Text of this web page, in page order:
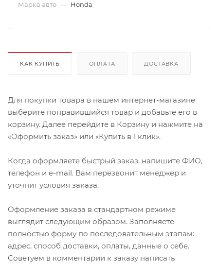
Марка авто — Honda
КАК КУПИТЬ ОПЛАТА ДОСТАВКА
Для покупки товара в нашем интернет-магазине
выберите понравившийся товар и добавьте его в
корзину. Далее перейдите в Корзину и нажмите на
«Оформить заказ» или «Купить в 1 клик».
Когда оформляете быстрый заказ, напишите ФИО,
телефон и e-mail. Вам перезвонит менеджер и
уточнит условия заказа.
Оформление заказа в стандартном режиме
выглядит следующим образом. Заполняете
полностью форму по последовательным этапам:
адрес, способ доставки, оплаты, данные о себе.
Советуем в комментарии к заказу написать